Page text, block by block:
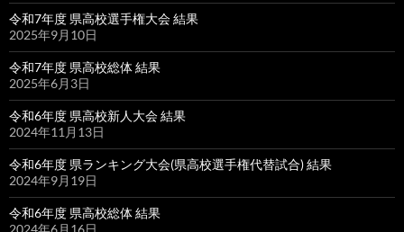
令和7年度 県高校選手権大会 結果
2025年9月10日
令和7年度 県高校総体 結果
2025年6月3日
令和6年度 県高校新人大会 結果
2024年11月13日
令和6年度 県ランキング大会(県高校選手権代替試合) 結果
2024年9月19日
令和6年度 県高校総体 結果
2024年6月16日